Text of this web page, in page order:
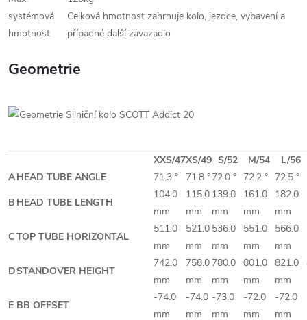
systémová
hmotnost
Celková hmotnost zahrnuje kolo, jezdce, vybavení a
případné další zavazadlo
Geometrie
XXS/47XS/49 S/52 M/54
L/56
AHEAD TUBE ANGLE 71.3 ° 71.8 °72.0 ° 72.2 ° 72.5 °
B HEAD TUBE LENGTH
104.0
mm
115.0
mm
139.0
mm
161.0
mm
182.0
mm
CTOP TUBE HORIZONTAL
511.0
mm
521.0
mm
536.0
mm
551.0
mm
566.0
mm
DSTANDOVER HEIGHT
742.0
mm
758.0
mm
780.0
mm
801.0
mm
821.0
mm
E BB OFFSET
-74.0
mm
-74.0
mm
-73.0
mm
-72.0
mm
-72.0
mm